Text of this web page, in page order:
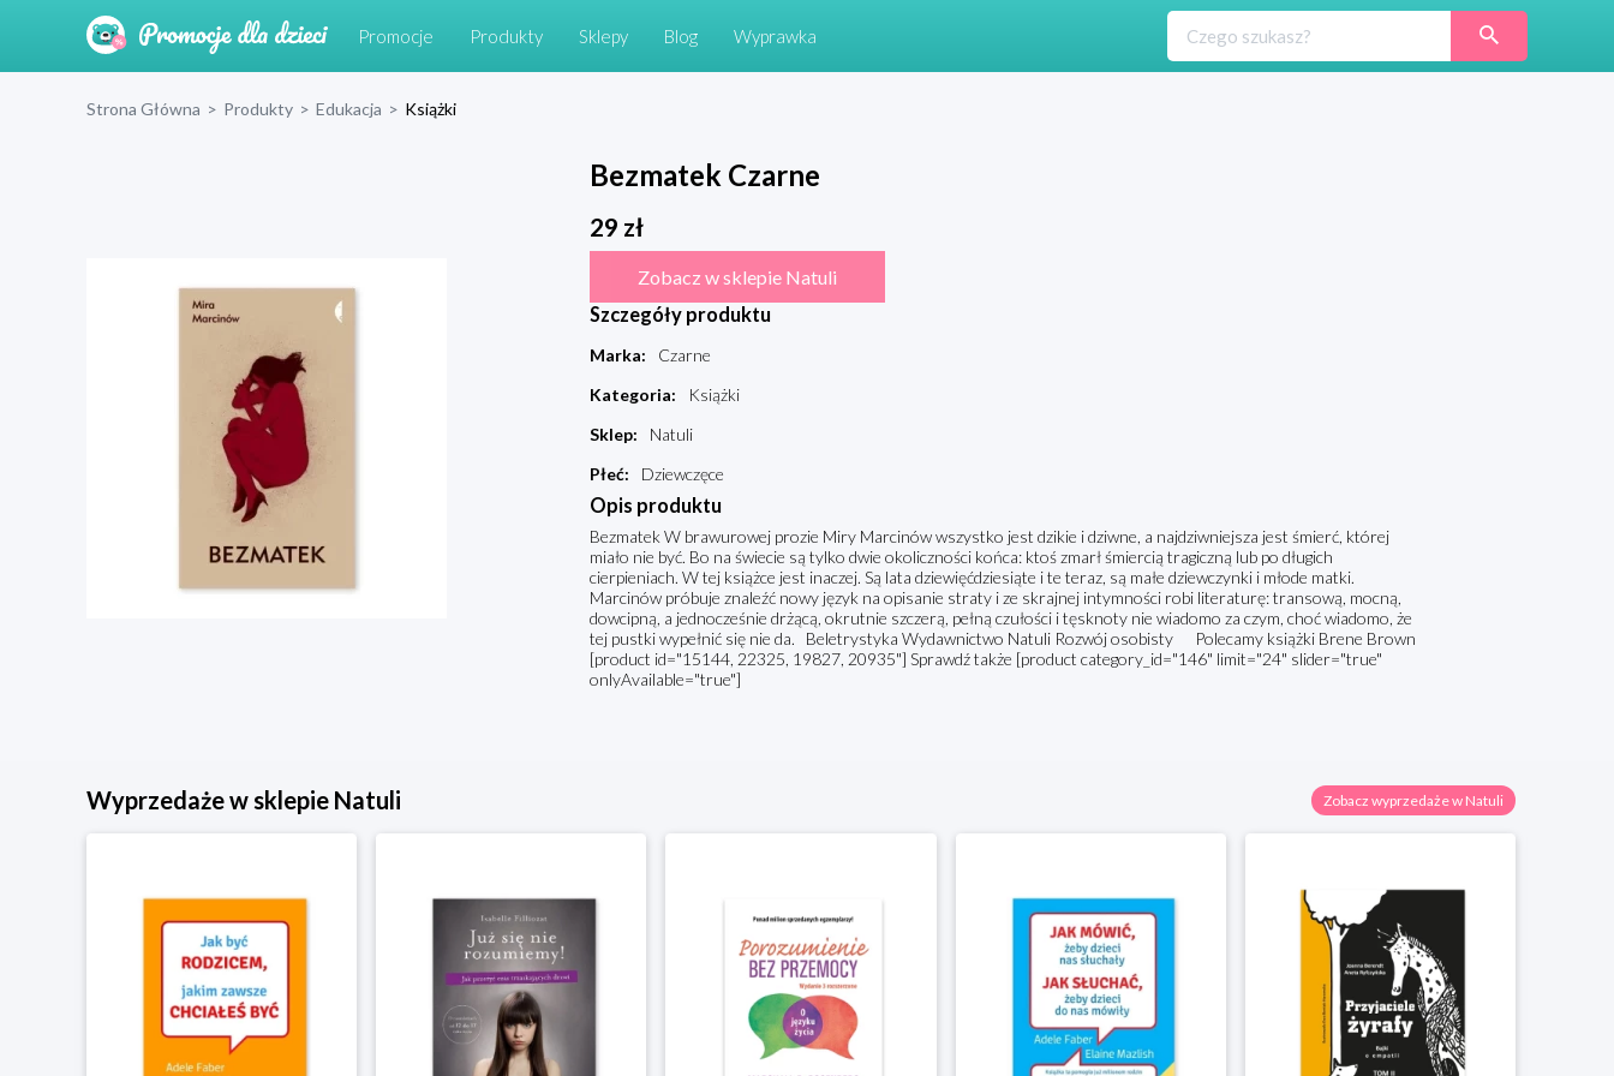
Promocje Produkty Sklepy Blog Wyprawka
Strona Główna > Produkty > Edukacja > Książki
Bezmatek Czarne
29 zł
Zobacz w sklepie Natuli
Szczegóły produktu
Marka:
Czarne
Kategoria:
Książki
Sklep:
Natuli
Płeć: Dziewczęce
Opis produktu
Bezmatek W brawurowej prozie Miry Marcinów wszystko jest dzikie i dziwne, a najdziwniejsza jest śmierć, której
miało nie być. Bo na świecie są tylko dwie okoliczności końca: ktoś zmarł śmiercią tragiczną lub po długich
cierpieniach. W tej książce jest inaczej. Są lata dziewięćdziesiąte i te teraz, są małe dziewczynki i młode matki.
Marcinów próbuje znaleźć nowy język na opisanie straty i ze skrajnej intymności robi literaturę: transową, mocną,
dowcipną, a jednocześnie drżącą, okrutnie szczerą, pełną czułości i tęsknoty nie wiadomo za czym, choć wiadomo, że
tej pustki wypełnić się nie da. Beletrystyka Wydawnictwo Natuli Rozwój osobisty Polecamy książki Brene Brown
[product id="15144, 22325, 19827, 20935"] Sprawdź także [product category_id="146" limit="24" slider="true"
onlyAvailable="true"]
Wyprzedaże w sklepie Natuli Zobacz wyprzedaże w Natuli